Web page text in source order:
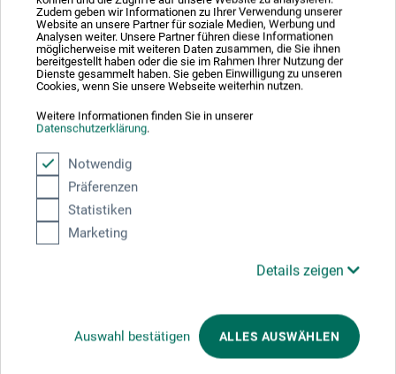
Zudem geben wir Informationen zu Ihrer Verwendung unserer
Website an unsere Partner für soziale Medien, Werbung und
Analysen weiter. Unsere Partner führen diese Informationen
möglicherweise mit weiteren Daten zusammen, die Sie ihnen
bereitgestellt haben oder die sie im Rahmen Ihrer Nutzung der
Dienste gesammelt haben. Sie geben Einwilligung zu unseren
Cookies, wenn Sie unsere Webseite weiterhin nutzen.
Weitere Informationen finden Sie in unserer
Datenschutzerklärung.
Notwendig
Präferenzen
Statistiken
Marketing
Details zeigen
Auswahl bestätigen ALLES AUSWÄHLEN
Produktbewertungen (0)
Hersteller-Kontakt
Hier finden Sie die Kontaktdaten des Herstellers zu
diesem Produkt.